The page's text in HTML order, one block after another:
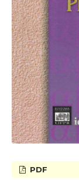
PDF